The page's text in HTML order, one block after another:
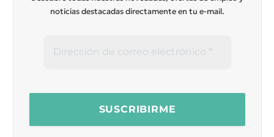
noticias destacadas directamente en tu e-mail.